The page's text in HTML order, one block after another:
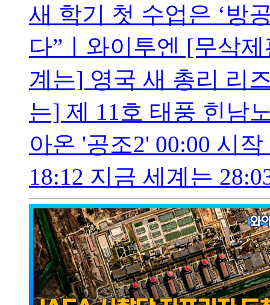
새 학기 첫 수업은 ‘방
다”ㅣ와이투엔 [무삭
계는] 영국 새 총리 리
는] 제 11호 태풍 힌남
아온 '공조2' 00:00 시
18:12 지금 세계는